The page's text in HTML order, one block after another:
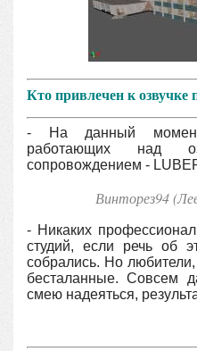
Кто привлечен к озвучке
- На данный
работающих над
сопровождением -
Винторез94
- Никаких
студий, если речь об
собрались. Но
бесталанные. Совсем
смею надеяться,